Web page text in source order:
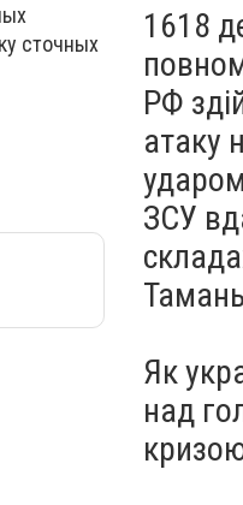
сточных
1618
РФ
атаку
ЗСУ
Тамань
Як
над